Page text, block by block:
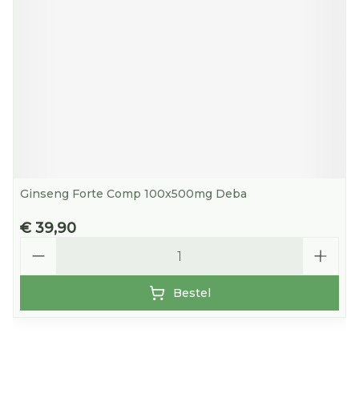
Ginseng Forte Comp 100x500mg Deba
€ 39,90
Bestel